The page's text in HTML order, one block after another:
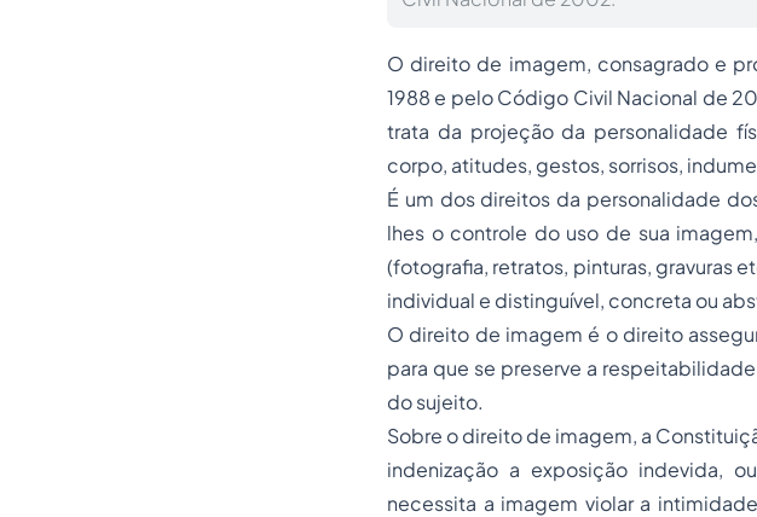
O direito de imagem, consagrado e
1988 e pelo Código Civil Nacional de
trata da projeção da personalidade
corpo, atitudes, gestos, sorrisos,
É um dos direitos da personalidade
lhes o controle do uso de sua
(fotografia, retratos, pinturas, gravuras
individual e distinguível, concreta ou
O direito de imagem é o direito
para que se preserve a
do sujeito.
Sobre o direito de imagem, a
indenização a exposição indevida,
necessita a imagem violar a